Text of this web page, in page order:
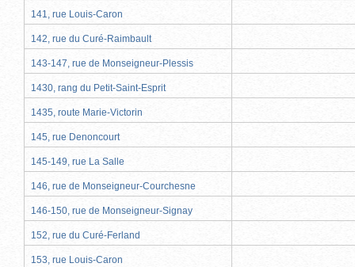
141, rue Louis-Caron
142, rue du Curé-Raimbault
143-147, rue de Monseigneur-Plessis
1430, rang du Petit-Saint-Esprit
1435, route Marie-Victorin
145, rue Denoncourt
145-149, rue La Salle
146, rue de Monseigneur-Courchesne
146-150, rue de Monseigneur-Signay
152, rue du Curé-Ferland
153, rue Louis-Caron